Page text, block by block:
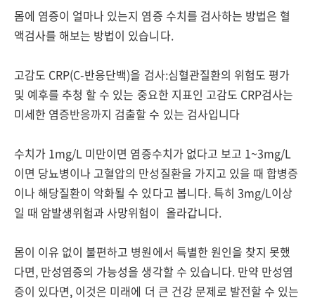
몸에 염증이 얼마나 있는지 염증 수치를 검사하는 방법은 혈
액검사를 해보는 방법이 있습니다.
고감도 CRP(C-반응단백)을 검사:심혈관질환의 위험도 평가
및 예후를 추청 할 수 있는 중요한 지표인 고감도 CRP검사는
미세한 염증반응까지 검출할 수 있는 검사입니다
수치가 1mg/L 미만이면 염증수치가 없다고 보고 1~3mg/L
이면 당뇨병이나 고혈압의 만성질환을 가지고 있을 때 합병증
이나 해당질환이 악화될 수 있다고 봅니다. 특히 3mg/L이상
일 때 암발생위험과 사망위험이 올라갑니다.
몸이 이유 없이 불편하고 병원에서 특별한 원인을 찾지 못했
다면, 만성염증의 가능성을 생각할 수 있습니다. 만약 만성염
증이 있다면, 이것은 미래에 더 큰 건강 문제로 발전할 수 있는